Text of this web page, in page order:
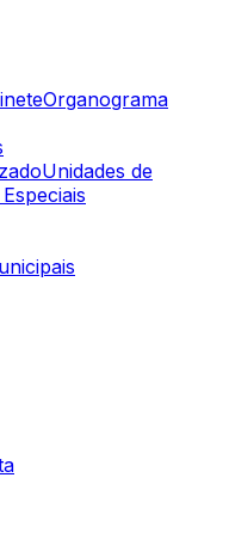
Organograma
Unidades de